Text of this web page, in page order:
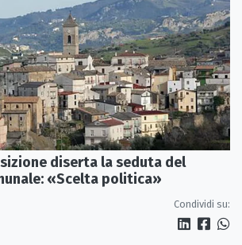
diserta la seduta del
«Scelta politica»
Condividi su: